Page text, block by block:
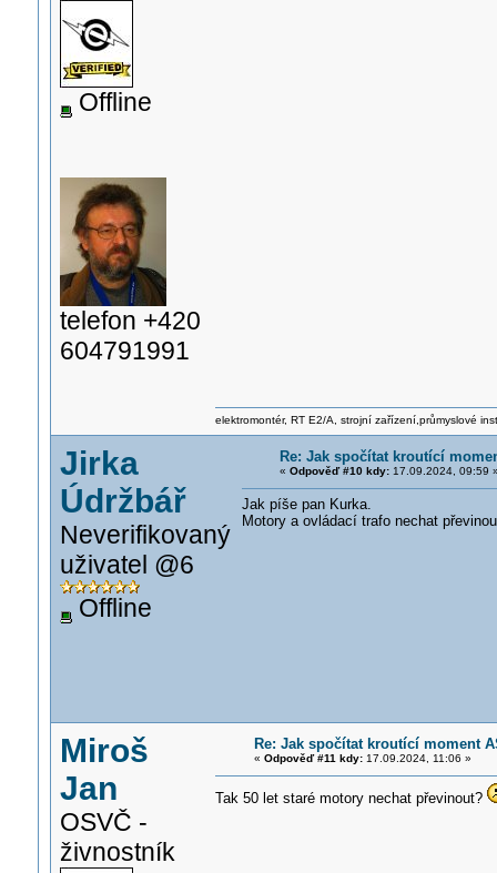
Offline
telefon +420
604791991
elektromontér, RT E2/A, strojní zařízení,průmyslové
Jirka
Údržbář
Neverifikovaný
uživatel @6
Offline
Re: Jak spočítat kroutící
« Odpověď #10 kdy:17.09.2024, 09:59
Jak píše pan Kurka.
Motory a ovládací trafo nechat
Miroš
Jan
OSVČ -
živnostník
Re: Jak spočítat kroutící moment
« Odpověď #11 kdy:17.09.2024, 11:06 »
Tak 50 let staré motory nechat převinout?